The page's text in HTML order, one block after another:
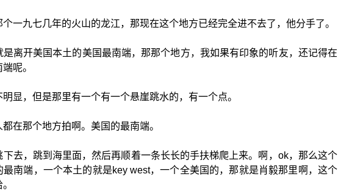
一九七几年的火山的龙江，那现在这个地方已经完全进不去了，他分手了。
是离开美国本土的美国最南端，那那个地方，我如果有印象的听友，还记得在
呢。
显，但是那里有一个有一个悬崖跳水的，有一个点。
在那个地方拍啊。美国的最南端。
下去，跳到海里面，然后再顺着一条长长的手扶梯爬上来。啊，ok，那么这个
最南端，一个本土的就是key west，一个全美国的，那就是肖毅那里啊，这个